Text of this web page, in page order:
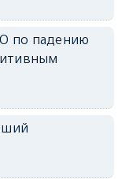
по падению